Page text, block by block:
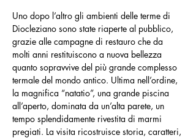
Uno dopo l’altro gli ambienti delle terme di
Diocleziano sono state riaperte al pubblico,
grazie alle campagne di restauro che da
molti anni restituiscono a nuova bellezza
quanto sopravvive del più grande complesso
termale del mondo antico. Ultima nell’ordine,
la magnifica “natatio”, una grande piscina
all’aperto, dominata da un’alta parete, un
tempo splendidamente rivestita di marmi
pregiati. La visita ricostruisce storia, caratteri,